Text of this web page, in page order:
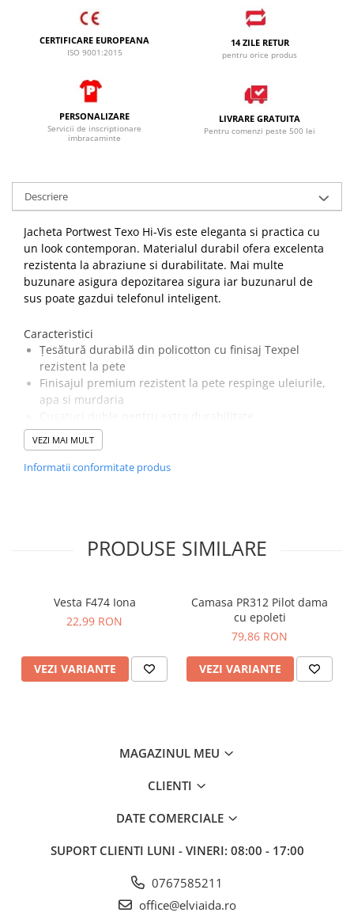
RISCURI MINIME
PROTECTIE MECANICA
PROTECTIE CHIMICA
PROTECTIE SUDURA
PROTECTIE TERMICA (FRIG)
UNICA FOLOSINTA
PROTECTIE LA IMPACT
PROTECTIE AUDITIVA
PROTECTIE RESPIRATORIE
LUCRU LA INALTIME
AVERTIZARE SI PRIM AJUTOR
TRICOURI POLO
CAMASI
HORECA
PROSOAPE
CASTI DE PROTECTIE
PROTECTIA OCHILOR
CERTIFICARE EUROPEANA
ISO 9001:2015
14 ZILE RETUR
pentru orice produs
PERSONALIZARE
Servicii de inscriptionare
imbracaminte
LIVRARE GRATUITA
Pentru comenzi peste 500 lei
Descriere
Jacheta Portwest Texo Hi-Vis este eleganta si practica cu
un look contemporan. Materialul durabil ofera excelenta
rezistenta la abraziune si durabilitate. Mai multe
buzunare asigura depozitarea sigura iar buzunarul de
sus poate gazdui telefonul inteligent.
Caracteristici
Țesătură durabilă din policotton cu finisaj Texpel
rezistent la pete
Finisajul premium rezistent la pete respinge uleiurile,
apa si murdaria
Mansete si gluga ajustabile pentru o fixare corecta
Buzunar aplicat pe piept
Buzunar pentru stilou
Buzunar pentru telefon și pix
Este conform cu RIS 3279-TOM pentru industria
feroviară (numai portocaliu)
Țesătură Invelis Exterior :Kingsmill Polycotton 65%
EN ISO 20471 Clasa 3
VEZI MAI MULT
Informatii conformitate produs
PRODUSE SIMILARE
Vesta F474 Iona
22,99 RON
VEZI VARIANTE
Camasa PR312 Pilot dama
cu epoleti
79,86 RON
VEZI VARIANTE
MAGAZINUL MEU
CLIENTI
DATE COMERCIALE
SUPORT CLIENTI LUNI - VINERI: 08:00 - 17:00
0767585211
office@elviaida.ro